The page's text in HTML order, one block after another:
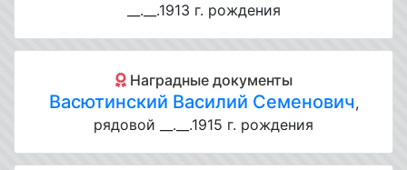
__.__.1913 г. рождения
Наградные документы
Васютинский Василий Семенович,
рядовой __.__.1915 г. рождения